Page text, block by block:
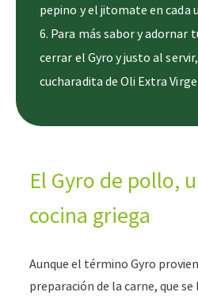
pepino y el jitomate en cada
6. Para más sabor y adornar
cerrar el Gyro y justo al
cucharadita de Oli Extra
El Gyro de pollo,
cocina griega
Aunque el término Gyro
preparación de la carne, que se